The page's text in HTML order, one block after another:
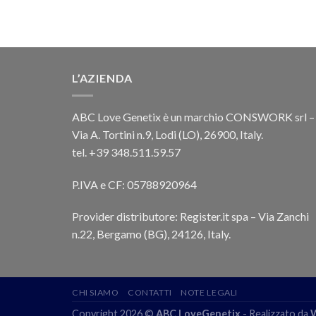
L’AZIENDA
ABC Love Genetix è un marchio CONSWORK srl –
Via A. Tortini n.9, Lodi (LO), 26900, Italy.
tel. +39 348.511.59.57
P.IVA e CF: 05788920964
Provider distributore: Register.it spa – Via Zanchi
n.22, Bergamo (BG), 24126, Italy.
CHI SIAMO CONTATTI NOTE LEGALI